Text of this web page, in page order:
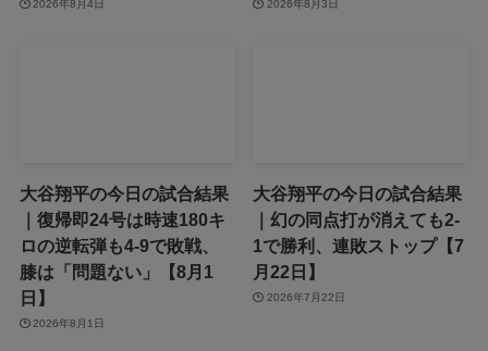
2026年8月4日 2026年8月3日
大谷翔平の今日の試合結果
｜復帰即24号は時速180キ
ロの逆転弾も4-9で敗戦、
膝は「問題ない」【8月1
日】
2026年8月1日
大谷翔平の今日の試合結果
｜幻の同点打が消えても2-
1で勝利、連敗ストップ【7
月22日】
2026年7月22日